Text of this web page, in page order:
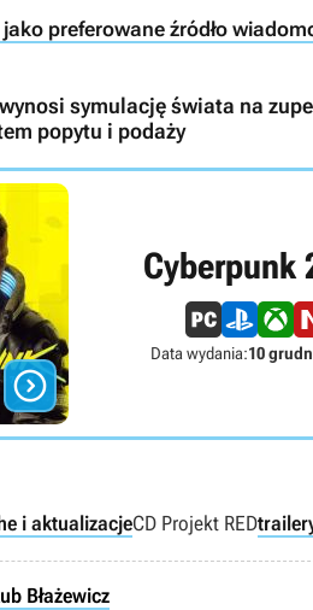
preferowane źródło
symulację świata na
popytu i podaży

Cyberpunk
Data wydania:10
i aktualizacjeCD Projekt RED
Błażewicz